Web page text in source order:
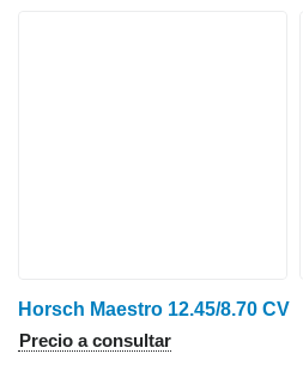
Horsch Maestro 12.45/8.70 CV
Precio a consultar